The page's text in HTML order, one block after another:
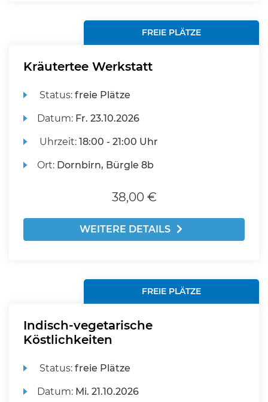
FREIE PLÄTZE
Kräutertee Werkstatt
Status:freie Plätze
Datum: Fr. 23.10.2026
Uhrzeit:18:00 - 21:00 Uhr
Ort: Dornbirn, Bürgle 8b
38,00 €
WEITERE DETAILS
FREIE PLÄTZE
Indisch-vegetarische
Köstlichkeiten
Status:freie Plätze
Datum: Mi. 21.10.2026